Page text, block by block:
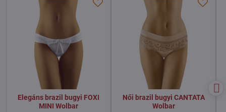
Elegáns brazil bugyi FOXI
MINI Wolbar
Női brazil bugyi CANTATA
Wolbar